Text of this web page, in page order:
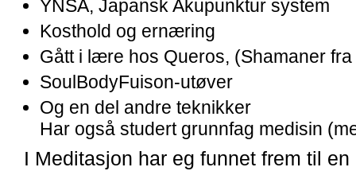
YNSA, Japansk Akupunktur system
Kosthold og ernæring
Gått i lære hos Queros, (Shamaner
SoulBodyFuison-utøver
Og en del andre teknikker
Har også studert grunnfag medisin
I Meditasjon har eg funnet frem til